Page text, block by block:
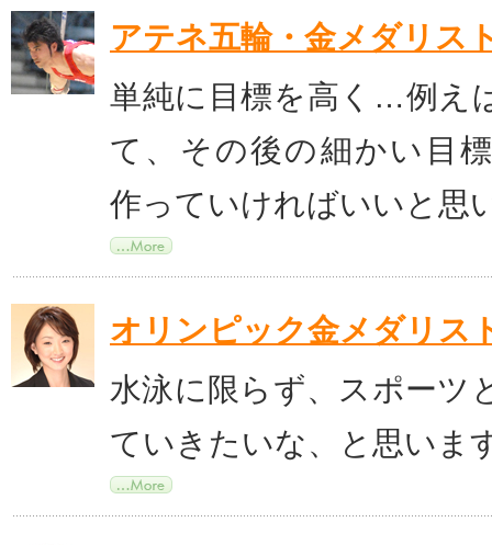
アテネ五輪・金メダリス
単純に目標を高く…例え
て、その後の細かい目
作っていければいいと思
オリンピック金メダリス
水泳に限らず、スポーツ
ていきたいな、と思いま